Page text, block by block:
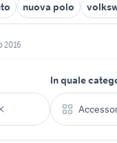
nuova polo
2016
In quale